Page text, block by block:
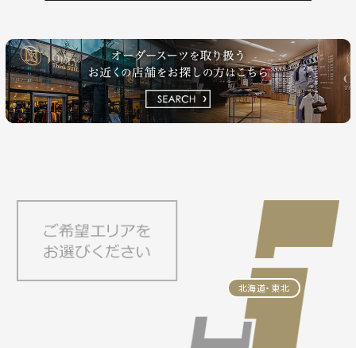
北海道・東北